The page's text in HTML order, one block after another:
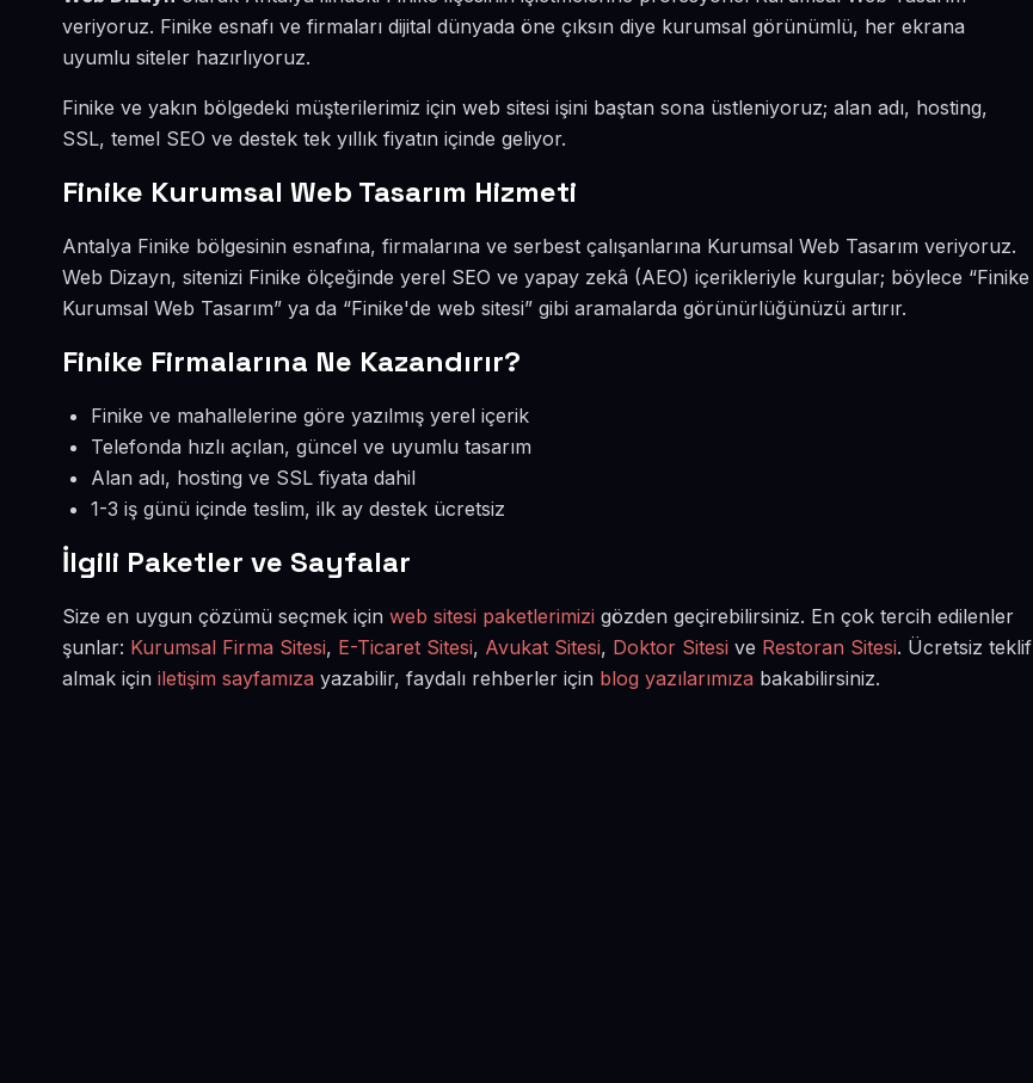
veriyoruz. Finike esnafı ve firmaları dijital dünyada öne çıksın diye kurumsal görünümlü, her ekrana
uyumlu siteler hazırlıyoruz.
Finike ve yakın bölgedeki müşterilerimiz için web sitesi işini baştan sona üstleniyoruz; alan adı, hosting,
SSL, temel SEO ve destek tek yıllık fiyatın içinde geliyor.
Finike Kurumsal Web Tasarım Hizmeti
Antalya Finike bölgesinin esnafına, firmalarına ve serbest çalışanlarına Kurumsal Web Tasarım veriyoruz.
Web Dizayn, sitenizi Finike ölçeğinde yerel SEO ve yapay zekâ (AEO) içerikleriyle kurgular; böylece “Finike
Kurumsal Web Tasarım” ya da “Finike'de web sitesi” gibi aramalarda görünürlüğünüzü artırır.
Finike Firmalarına Ne Kazandırır?
Finike ve mahallelerine göre yazılmış yerel içerik
Telefonda hızlı açılan, güncel ve uyumlu tasarım
Alan adı, hosting ve SSL fiyata dahil
1-3 iş günü içinde teslim, ilk ay destek ücretsiz
İlgili Paketler ve Sayfalar
Size en uygun çözümü seçmek için web sitesi paketlerimizi gözden geçirebilirsiniz. En çok tercih edilenler
şunlar: Kurumsal Firma Sitesi, E-Ticaret Sitesi, Avukat Sitesi, Doktor Sitesi ve Restoran Sitesi. Ücretsiz teklif
almak için iletişim sayfamıza yazabilir, faydalı rehberler için blog yazılarımıza bakabilirsiniz.